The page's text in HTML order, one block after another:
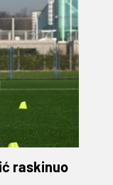
raskinuo